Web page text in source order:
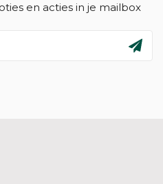
en acties in je mailbox